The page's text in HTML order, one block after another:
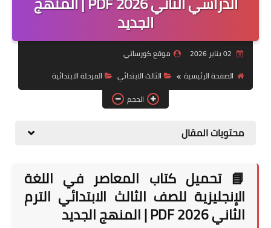
موضوعات
تكنولوجيا
قصص للأطفال
الجديد
موقع كورساتي
الصفحة الرئيسية
الثالث الابتدائي
المرحلة الابتدائية
الحجم
محتويات المقال
📘 تحميل كتاب المعاصر في اللغة
الإنجليزية للصف الثالث الابتدائي الترم
الثاني 2026 PDF | المنهج الجديد